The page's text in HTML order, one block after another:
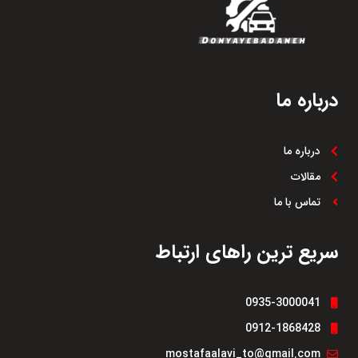
درباره ما
درباره ما
مقالات
تماس با ما
سریع ترین راهای ارتباط
0935-3000041
0912-1868428
mostafaalavi_to@gmail.com